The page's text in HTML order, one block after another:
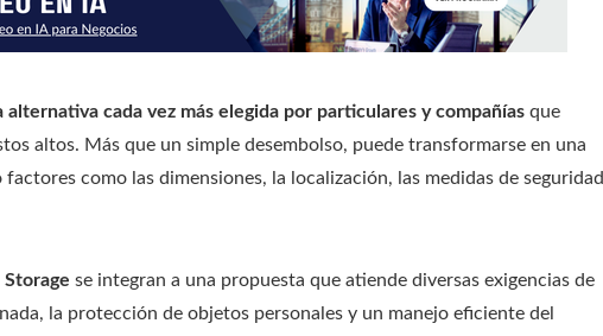
alternativa cada vez más elegida por particulares y compañías que
altos. Más que un simple desembolso, puede transformarse en una
como las dimensiones, la localización, las medidas de seguridad
se integran a una propuesta que atiende diversas exigencias de
la protección de objetos personales y un manejo eficiente del